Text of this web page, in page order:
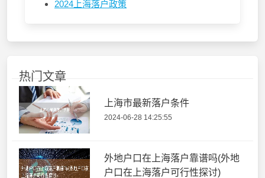
2024上海落户政策
热门文章
上海市最新落户条件
2024-06-28 14:25:55
外地户口在上海落户靠谱吗(外地
户口在上海落户可行性探讨)